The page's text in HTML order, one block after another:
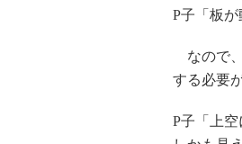
P子「板
なので
する必要
P子「上